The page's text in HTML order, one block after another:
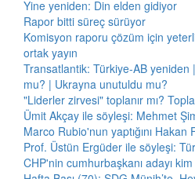
Yine yeniden: Din elden gidiyor
Rapor bitti süreç sürüyor
Komisyon raporu çözüm için
ortak yayın
Transatlantik: Türkiye-AB yeniden
mu? | Ukrayna unutuldu mu?
"Liderler zirvesi" toplanır mı?
Ümit Akçay ile söyleşi: Mehmet
Marco Rubio'nun yaptığını
Prof. Üstün Ergüder ile söyleşi:
CHP'nin cumhurbaşkanı adayı